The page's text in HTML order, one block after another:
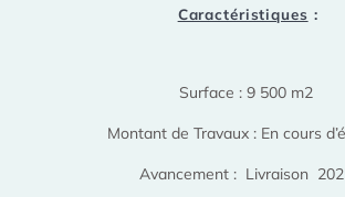
Caractéristiques :
Surface : 9 500 m2
Montant de Travaux : En cours
Avancement : Livraison